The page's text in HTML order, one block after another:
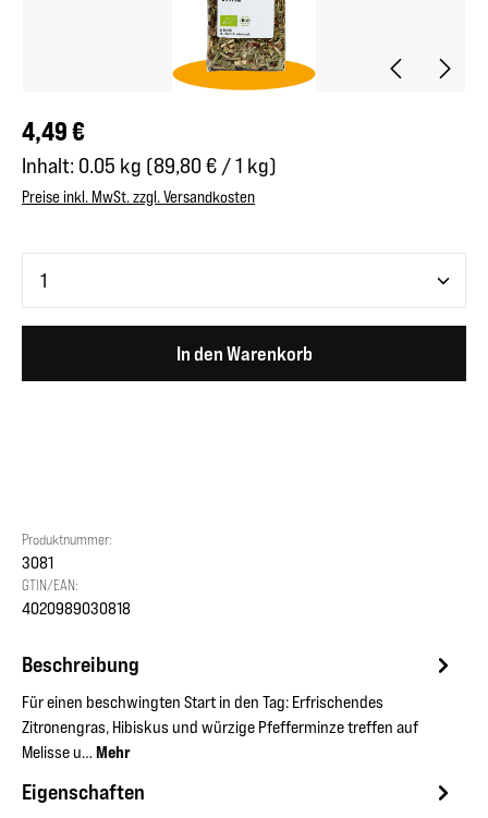
Regulärer Preis:
4,49 €
Inhalt: 0.05 kg (89,80 € / 1 kg)
Preise inkl. MwSt. zzgl. Versandkosten
In den Warenkorb
Produktnummer:
3081
GTIN/EAN:
4020989030818
Beschreibung
Für einen beschwingten Start in den Tag: Erfrischendes
Zitronengras, Hibiskus und würzige Pfefferminze treffen auf
Melisse u… Mehr
Eigenschaften